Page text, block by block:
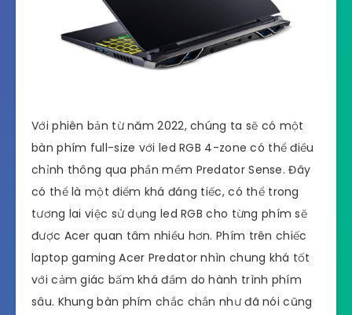
Với phiên bản từ năm 2022, chúng ta sẽ có một
bàn phím full-size với led RGB 4-zone có thể điều
chỉnh thông qua phần mềm Predator Sense. Đây
có thể là một điểm khá đáng tiếc, có thể trong
tương lai việc sử dụng led RGB cho từng phím sẽ
được Acer quan tâm nhiều hơn. Phím trên chiếc
laptop gaming Acer Predator nhìn chung khá tốt
với cảm giác bấm khá đầm do hành trình phím
sâu. Khung bàn phím chắc chắn như đã nói cũng